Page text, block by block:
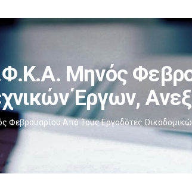
Μηνός
Έργων,
Φεβρουαρίου Από Τους Εργοδότες